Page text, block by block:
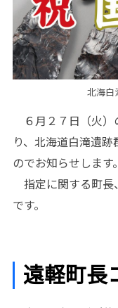
北海白
６月２７日（火）
り、北海道白滝遺
のでお知らせします。
指定に関する町長
です。
遠軽町長